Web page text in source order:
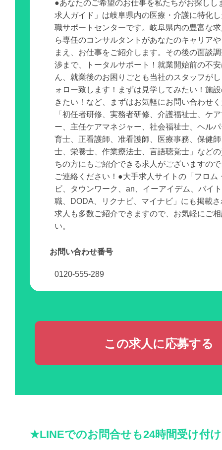
●あなたのご希望のお仕事を私たちがお探しし
求人ガイド」は岐阜県内の医療・介護に特化
職サポートセンターです。岐阜県内の豊富な
ら専任のコンサルタントがあなたのキャリア
まえ、お仕事をご紹介します。その後の面談
渉まで、トータルサポート！就業開始前の不
ん、就業後のお困りごとも当社のスタッフが
ォロー致します！まずは見学してみたい！施
きたい！など、まずはお気軽にお問い合わせ
「初任者研修、実務者研修、介護福祉士、ケ
ー、主任ケアマネジャー、社会福祉士、ヘル
育士、正看護師、准看護師、医療事務、保健
士、栄養士、作業療法士、言語聴覚士」など
ちの方にもご紹介できる求人がございますの
ご連絡ください！●大手求人サイトの「フロム
ビ、タウンワーク、an、イーアイデム、バイ
職、DODA、リクナビ、マイナビ」にも掲載
求人も多数ご紹介できますので、お気軽にご
い。
お問い合わせ番号
0120-555-289
この求人に応募する
★LINEでのお問合せも24時間受け付